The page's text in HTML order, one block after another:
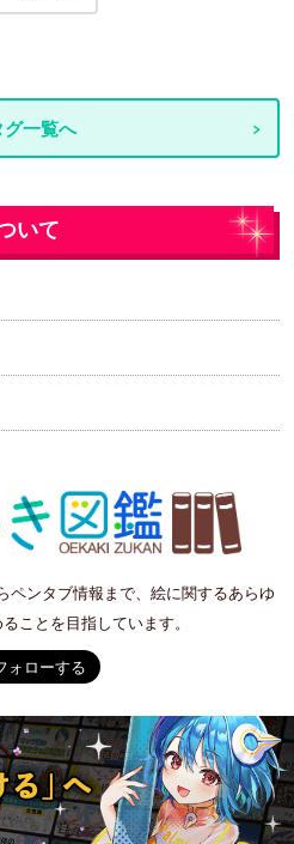
グ一覧へ
いて
ペンタブ情報まで、絵に関するあらゆ
ことを目指しています。